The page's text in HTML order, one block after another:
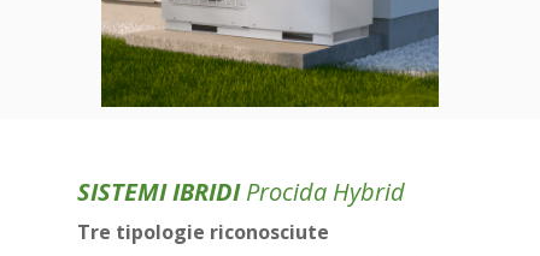
SISTEMI IBRIDIProcida Hybrid
Tre tipologie riconosciute